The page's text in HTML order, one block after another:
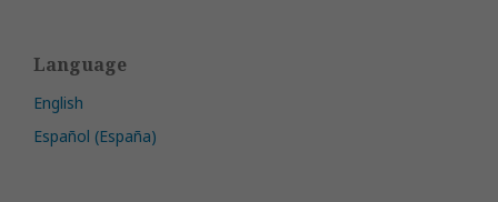
Language
English
Español (España)